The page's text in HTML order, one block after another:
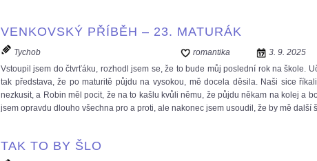
VENKOVSKÝ PŘÍBĚH – 23. MATURÁK
Tychob romantika 3. 9. 2025
Vstoupil jsem do čtvrťáku, rozhodl jsem se, že to bude můj poslední rok na škole.
tak představa, že po maturitě půjdu na vysokou, mě docela děsila. Naši sice
nezkusit, a Robin měl pocit, že na to kašlu kvůli němu, že půjdu někam na kolej a
jsem opravdu dlouho všechna pro a proti, ale nakonec jsem usoudil, že by mě další
TAK TO BY ŠLO